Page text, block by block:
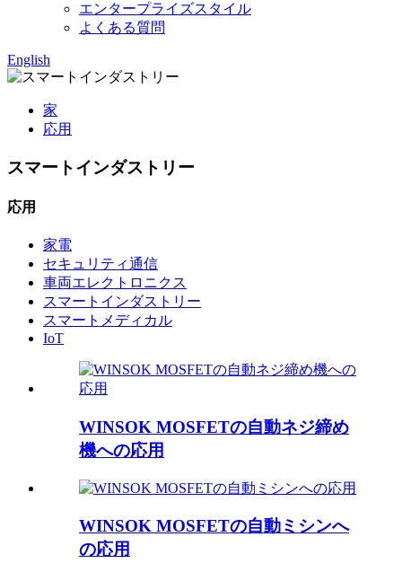
エンタープライズスタイル
よくある質問
English
家
応用
スマートインダストリー
応用
家電
セキュリティ通信
車両エレクトロニクス
スマートインダストリー
スマートメディカル
IoT
WINSOK MOSFETの自動ネジ締め
機への応用
WINSOK MOSFETの自動ミシンへ
の応用